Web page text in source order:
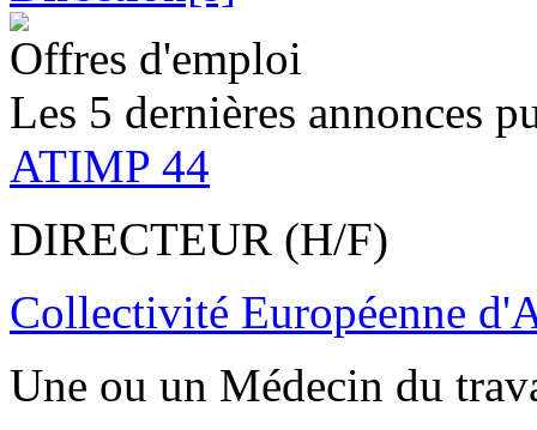
Offres d'emploi
Les 5 dernières annonces
ATIMP 44
DIRECTEUR (H/F)
Collectivité Européenne
Une ou un Médecin du